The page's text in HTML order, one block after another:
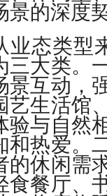
景的深度
业态类型
三大类。
景互动，
艺生活馆
验与自然
和热爱。
的休闲需
食餐厅、